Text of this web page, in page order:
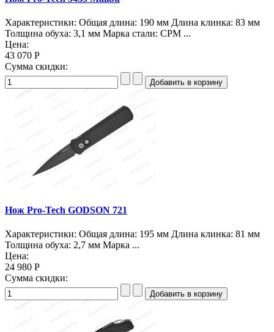
Характеристики: Общая длина: 190 мм Длина клинка: 83 мм
Толщина обуха: 3,1 мм Марка стали: CPM ...
Цена:
43 070 Р
Сумма скидки:
Нож Pro-Tech GODSON 721
Характеристики: Общая длина: 195 мм Длина клинка: 81 мм
Толщина обуха: 2,7 мм Марка ...
Цена:
24 980 Р
Сумма скидки: